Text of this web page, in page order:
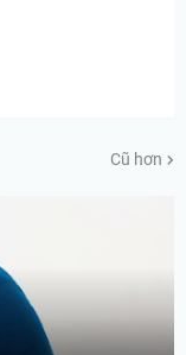
Cũ hơn